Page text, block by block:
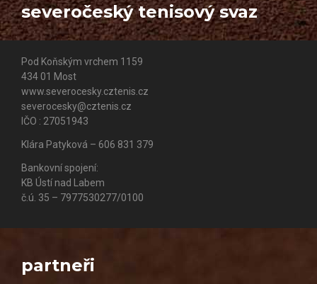
severočeský tenisový svaz
Pod Koňským vrchem 1159
434 01 Most
www.severocesky.cztenis.cz
severocesky@cztenis.cz
IČO : 27051943
Klára Patyková – 606 831 379
Bankovní spojení:
KB Ústí nad Labem
č.ú. 35 – 7977530277/0100
partneři